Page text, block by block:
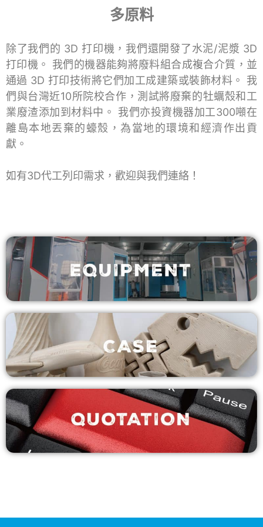
多原料
除了我們的 3D 打印機，我們還開發了水泥/泥漿 3D
打印機。 我們的機器能夠將廢料組合成複合介質，並
通過 3D 打印技術將它們加工成建築或裝飾材料。 我
們與台灣近10所院校合作，測試將廢棄的牡蠣殼和工
業廢渣添加到材料中。 我們亦投資機器加工300噸在
離島本地丟棄的蠔殼，為當地的環境和經濟作出貢
獻。
如有3D代工列印需求，歡迎與我們連絡！